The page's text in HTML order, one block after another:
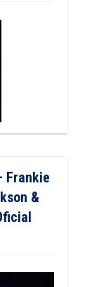
Frankie
&